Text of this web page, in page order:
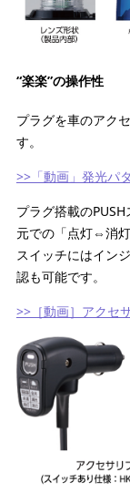
“楽楽”の操作性
プラグを車のアク
す。
>>「動画」発光パ
プラグ搭載の
元での「点灯⇔消
スイッチにはイン
認も可能です。
>>［動画］アクセ